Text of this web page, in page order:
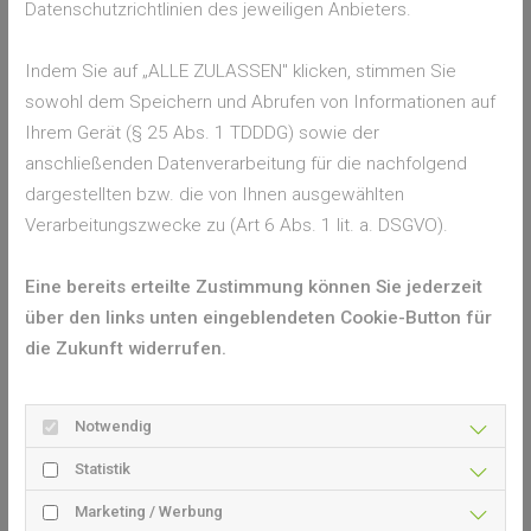
Ihr Ansprechpartner
Wenn Sie über Ihren Browser oder Ihr Smartphone
die Standortfreigabe für Ihren Browser und diese
Seite zulassen, zeigen wir Ihnen an dieser Stelle den
Insektenschutz-Experten aus Ihrer Region an, den Sie
gerne für weitere Informationen kontaktieren
Sollte trotz Standortfreigabe kein Ansprechpartner in
Ihrer Nähe angezeigt werden, befindet sich in Ihrem
Umkreis leider noch kein Insektenschutz-Experten
Datenschutzrichtlinien des jeweiligen Anbieters.
Indem Sie auf „ALLE ZULASSEN" klicken, stimmen Sie
sowohl dem Speichern und Abrufen von Informationen auf
Ihrem Gerät (§ 25 Abs. 1 TDDDG) sowie der
anschließenden Datenverarbeitung für die nachfolgend
dargestellten bzw. die von Ihnen ausgewählten
Verarbeitungszwecke zu (Art 6 Abs. 1 lit. a. DSGVO).
Eine bereits erteilte Zustimmung können Sie jederzeit
über den links unten eingeblendeten Cookie-Button für
die Zukunft widerrufen.
Notwendig
Statistik
Marketing / Werbung